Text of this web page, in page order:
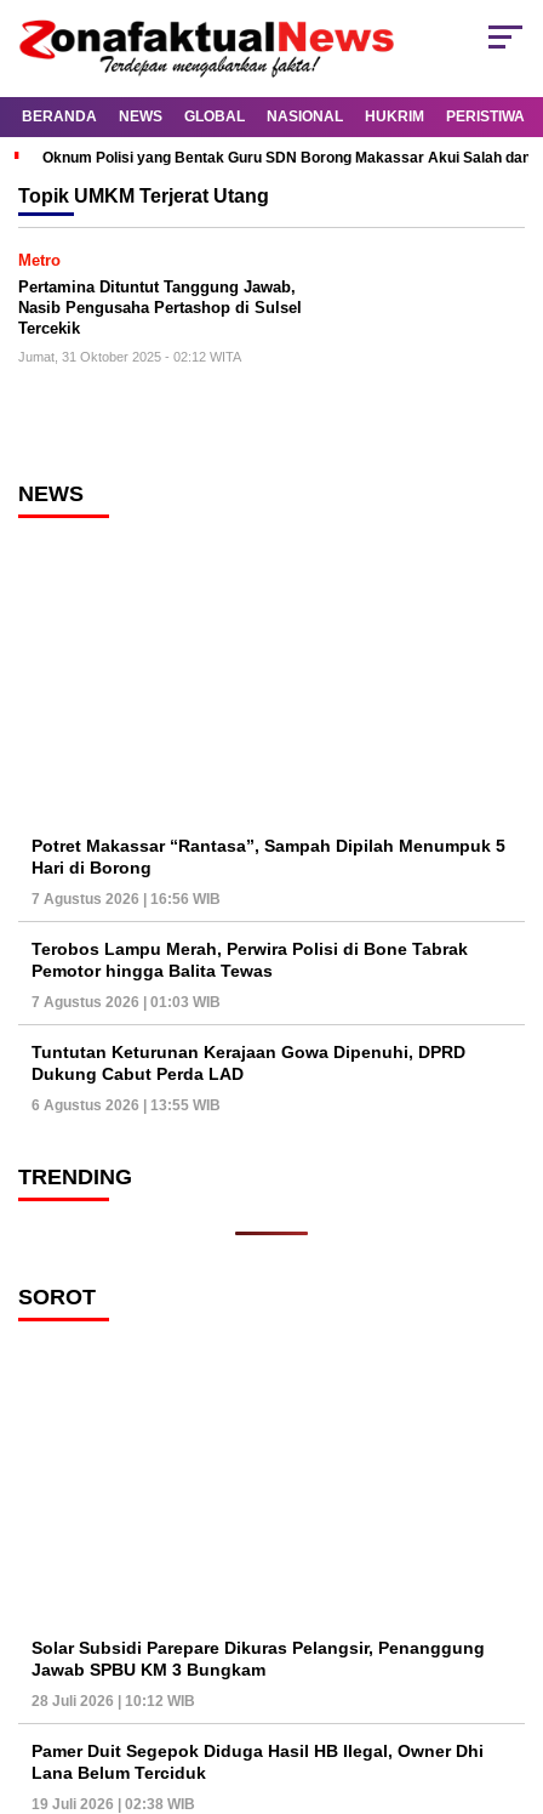
BERANDA NEWS GLOBAL NASIONAL HUKRIM PERISTIWA
Oknum Polisi yang Bentak Guru SDN Borong Makassar Akui Salah dan
Topik UMKM Terjerat Utang
Metro
Pertamina Dituntut Tanggung Jawab,
Nasib Pengusaha Pertashop di Sulsel
Tercekik
Jumat, 31 Oktober 2025 - 02:12 WITA
NEWS
Potret Makassar “Rantasa”, Sampah Dipilah Menumpuk 5
Hari di Borong
7 Agustus 2026 | 16:56 WIB
Terobos Lampu Merah, Perwira Polisi di Bone Tabrak
Pemotor hingga Balita Tewas
7 Agustus 2026 | 01:03 WIB
Tuntutan Keturunan Kerajaan Gowa Dipenuhi, DPRD
Dukung Cabut Perda LAD
6 Agustus 2026 | 13:55 WIB
TRENDING
SOROT
Solar Subsidi Parepare Dikuras Pelangsir, Penanggung
Jawab SPBU KM 3 Bungkam
28 Juli 2026 | 10:12 WIB
Pamer Duit Segepok Diduga Hasil HB Ilegal, Owner Dhi
Lana Belum Terciduk
19 Juli 2026 | 02:38 WIB